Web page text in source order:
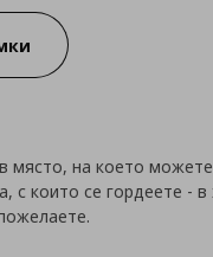
място, на което
които се гордеете - в